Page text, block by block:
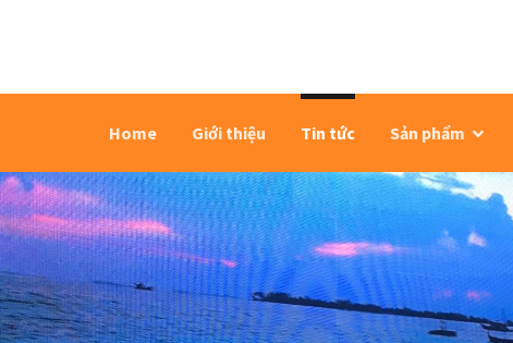
Home Giới thiệu Tin tức Sản phẩm